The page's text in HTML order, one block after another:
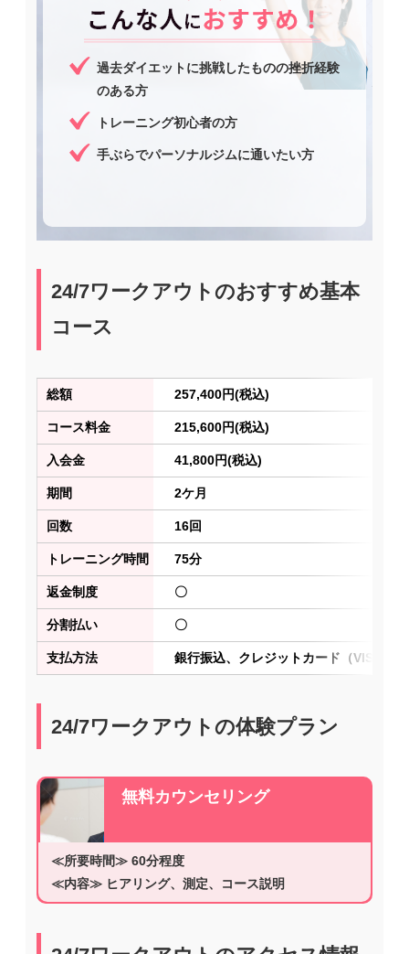
過去ダイエットに挑戦したものの挫折経験
のある方
トレーニング初心者の方
手ぶらでパーソナルジムに通いたい方
24/7ワークアウトのおすすめ基本
コース
総額 257,400円(税込)
コース料金 215,600円(税込)
入会金 41,800円(税込)
期間 2ケ月
回数 16回
トレーニング時間 75分
返金制度 〇
分割払い 〇
支払方法 銀行振込、クレジットカード（VISA、
24/7ワークアウトの体験プラン
無料カウンセリング
≪所要時間≫ 60分程度
≪内容≫ ヒアリング、測定、コース説明